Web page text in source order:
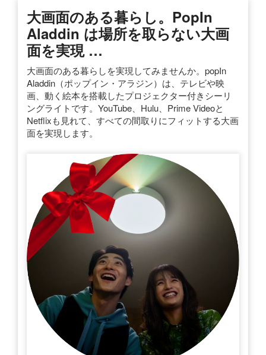
大画面のある暮らし。popIn
Aladdin は場所を取らない大画
面を実現 …
大画面のある暮らしを実現してみませんか。popIn
Aladdin（ポップイン・アラジン）は、テレビや映
画、動く絵本を搭載したプロジェクター付きシーリ
ングライトです。YouTube、Hulu、Prime Videoと
Netflixも見れて、すべての間取りにフィットする大画
面を実現します。